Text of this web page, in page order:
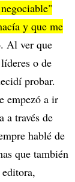
y que me
Al ver que
o de
probar.
empezó a ir
a través de
hablé de
que también